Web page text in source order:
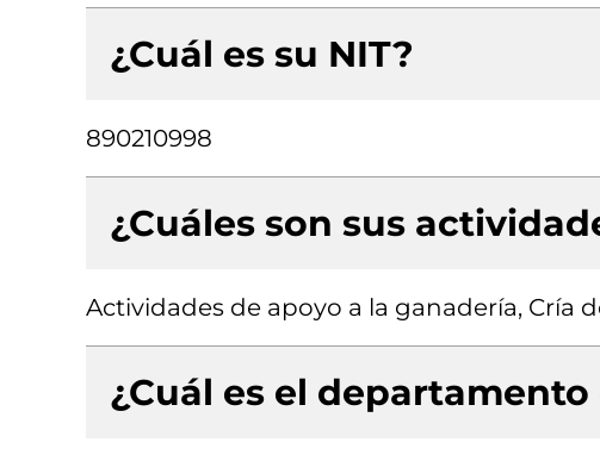
¿Cuál es su NIT?
890210998
¿Cuáles son sus
Actividades de apoyo a la ganadería, Cría
¿Cuál es el